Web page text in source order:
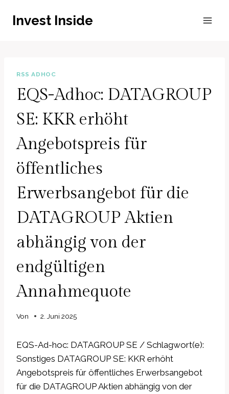
InhaltInvest Inside
RSS ADHOC
EQS-Adhoc: DATAGROUP
SE: KKR erhöht
Angebotspreis für
öffentliches
Erwerbsangebot für die
DATAGROUP Aktien
abhängig von der
endgültigen
Annahmequote
Von 2. Juni 2025
EQS-Ad-hoc: DATAGROUP SE / Schlagwort(e):
Sonstiges DATAGROUP SE: KKR erhöht
Angebotspreis für öffentliches Erwerbsangebot
für die DATAGROUP Aktien abhängig von der